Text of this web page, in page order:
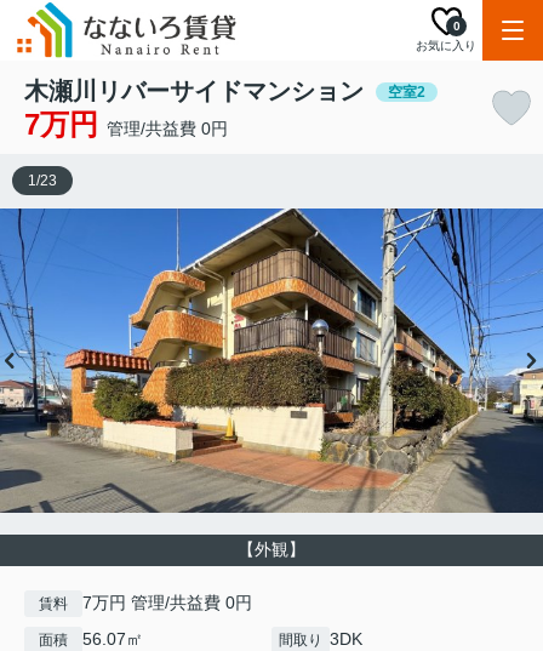
お気に入り
0
木瀬川リバーサイドマンション 空室2
7万円 管理/共益費 0円
【外観】
1/23
賃料 7万円 管理/共益費 0円
面積 56.07㎡ 間取り 3DK